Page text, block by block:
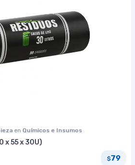
en Químicos e Insumos
x 55 x 30U)
$79